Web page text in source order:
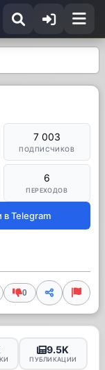
7 003
ПОДПИСЧИКОВ
6
ПЕРЕХОДОВ
Telegram
0
9.5K
ПУБЛИКАЦИИ